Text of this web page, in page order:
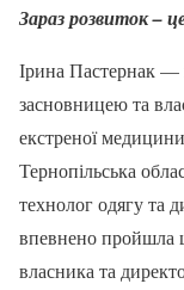
Зараз розвиток –
Ірина Пастернак —
засновницею та
екстреної
Тернопільська
технолог одягу та
впевнено пройшла
власника та